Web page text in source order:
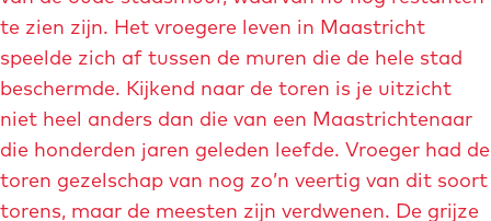
e
n
-
m
a
i
s
b
e
e
l
d
i
n
b
e
e
l
d
i
n
w
a
l
u
w
e
w
a
l
te zien zijn. Het vroegere leven in Maastricht
speelde zich af tussen de muren die de hele stad
beschermde. Kijkend naar de toren is je uitzicht
niet heel anders dan die van een Maastrichtenaar
die honderden jaren geleden leefde. Vroeger had de
toren gezelschap van nog zo’n veertig van dit soort
torens, maar de meesten zijn verdwenen. De grijze